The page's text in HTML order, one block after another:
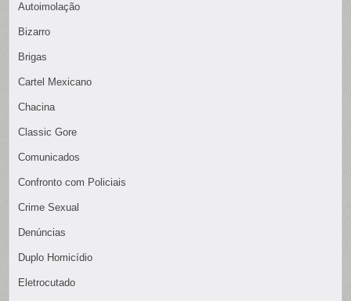
Autoimolação
Bizarro
Brigas
Cartel Mexicano
Chacina
Classic Gore
Comunicados
Confronto com Policiais
Crime Sexual
Denúncias
Duplo Homicídio
Eletrocutado